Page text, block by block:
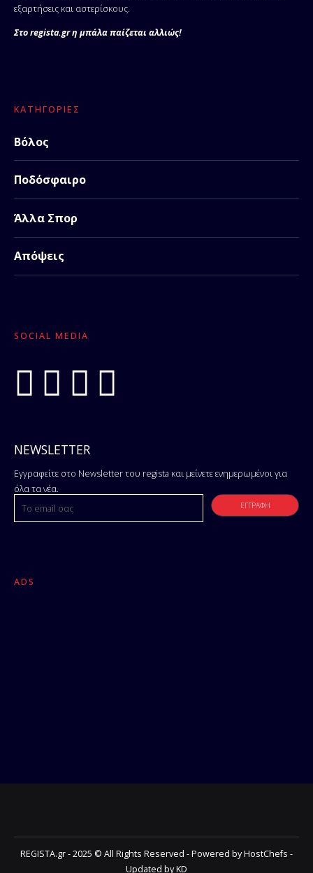
εξαρτήσεις και αστερίσκους.
Στο regista.gr η μπάλα παίζεται αλλιώς!
ΚΑΤΗΓΟΡΊΕΣ
Βόλος
Ποδόσφαιρο
Άλλα Σπορ
Απόψεις
SOCIAL MEDIA
NEWSLETTER
Εγγραφείτε στο Newsletter του regista και μείνετε ενημερωμένοι για
όλα τα νέα.
ADS
REGISTA.gr - 2025 © All Rights Reserved - Powered by HostChefs -
Updated by KD